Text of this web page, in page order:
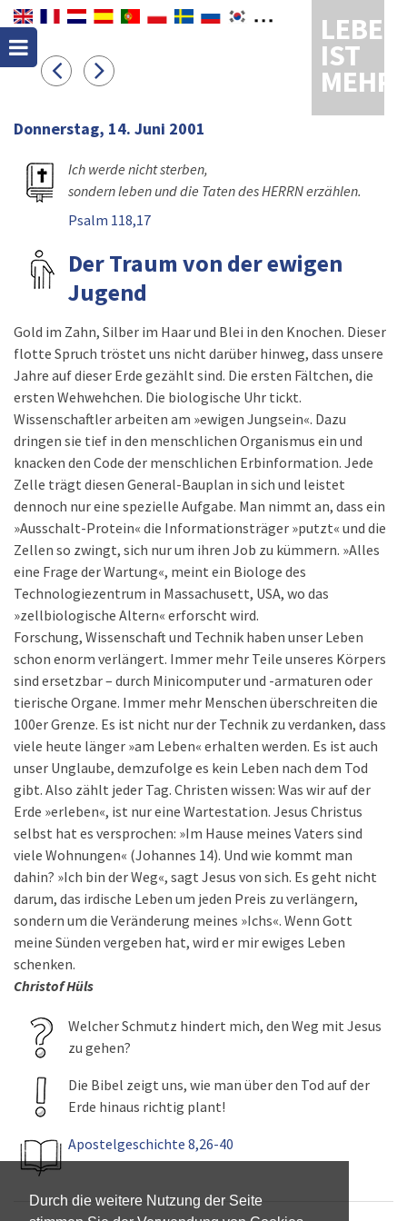
Durch die weitere Nutzung der Seite
LEBEN
IST
MEHR
Donnerstag, 14. Juni 2001
Ich werde nicht sterben,
sondern leben und die Taten des HERRN erzählen.
Psalm 118,17
Der Traum von der ewigen
Jugend
Gold im Zahn, Silber im Haar und Blei in den Knochen. Dieser
flotte Spruch tröstet uns nicht darüber hinweg, dass unsere
Jahre auf dieser Erde gezählt sind. Die ersten Fältchen, die
ersten Wehwehchen. Die biologische Uhr tickt.
Wissenschaftler arbeiten am »ewigen Jungsein«. Dazu
dringen sie tief in den menschlichen Organismus ein und
knacken den Code der menschlichen Erbinformation. Jede
Zelle trägt diesen General-Bauplan in sich und leistet
dennoch nur eine spezielle Aufgabe. Man nimmt an, dass ein
»Ausschalt-Protein« die Informationsträger »putzt« und die
Zellen so zwingt, sich nur um ihren Job zu kümmern. »Alles
eine Frage der Wartung«, meint ein Biologe des
Technologiezentrum in Massachusett, USA, wo das
»zellbiologische Altern« erforscht wird.
Forschung, Wissenschaft und Technik haben unser Leben
schon enorm verlängert. Immer mehr Teile unseres Körpers
sind ersetzbar – durch Minicomputer und -armaturen oder
tierische Organe. Immer mehr Menschen überschreiten die
100er Grenze. Es ist nicht nur der Technik zu verdanken, dass
viele heute länger »am Leben« erhalten werden. Es ist auch
unser Unglaube, demzufolge es kein Leben nach dem Tod
gibt. Also zählt jeder Tag. Christen wissen: Was wir auf der
Erde »erleben«, ist nur eine Wartestation. Jesus Christus
selbst hat es versprochen: »Im Hause meines Vaters sind
viele Wohnungen« (Johannes 14). Und wie kommt man
dahin? »Ich bin der Weg«, sagt Jesus von sich. Es geht nicht
darum, das irdische Leben um jeden Preis zu verlängern,
sondern um die Veränderung meines »Ichs«. Wenn Gott
meine Sünden vergeben hat, wird er mir ewiges Leben
schenken.
Christof Hüls
Welcher Schmutz hindert mich, den Weg mit Jesus
zu gehen?
Die Bibel zeigt uns, wie man über den Tod auf der
Erde hinaus richtig plant!
Apostelgeschichte 8,26-40